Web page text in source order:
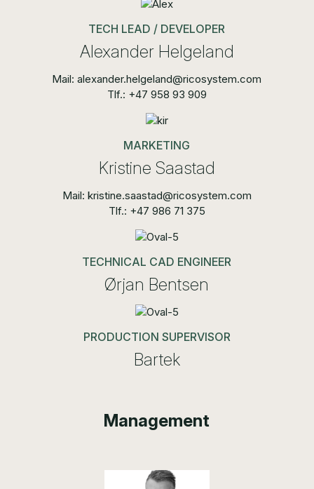
TECH LEAD / DEVELOPER
Alexander Helgeland
Mail: alexander.helgeland@ricosystem.com
Tlf.: +47 958 93 909
MARKETING
Kristine Saastad
Mail: kristine.saastad@ricosystem.com
Tlf.: +47 986 71 375
TECHNICAL CAD ENGINEER
Ørjan Bentsen
PRODUCTION SUPERVISOR
Bartek
Management